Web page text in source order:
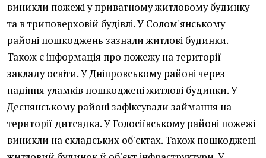
виникли пожежі у приватному житловому будинку
та в триповерховій будівлі. У Солом'янському
районі пошкоджень зазнали житлові будинки.
Також є інформація про пожежу на території
закладу освіти. У Дніпровському районі через
падіння уламків пошкоджені житлові будинки. У
Деснянському районі зафіксували займання на
території дитсадка. У Голосіївському районі пожежі
виникли на складських об'єктах. Також пошкоджені